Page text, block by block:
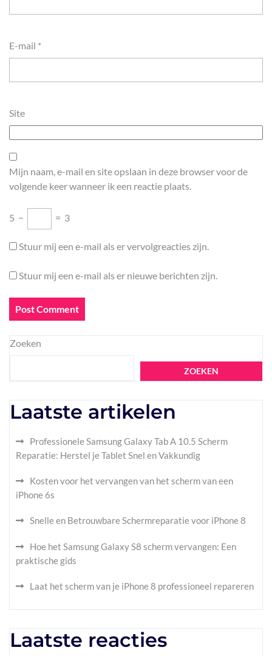
E-mail *
Site
Mijn naam, e-mail en site opslaan in deze browser voor de
volgende keer wanneer ik een reactie plaats.
5 − = 3
Stuur mij een e-mail als er vervolgreacties zijn.
Stuur mij een e-mail als er nieuwe berichten zijn.
Zoeken
ZOEKEN
Laatste artikelen
Professionele Samsung Galaxy Tab A 10.5 Scherm
Reparatie: Herstel je Tablet Snel en Vakkundig
Kosten voor het vervangen van het scherm van een
iPhone 6s
Snelle en Betrouwbare Schermreparatie voor iPhone 8
Hoe het Samsung Galaxy S8 scherm vervangen: Een
praktische gids
Laat het scherm van je iPhone 8 professioneel repareren
Laatste reacties